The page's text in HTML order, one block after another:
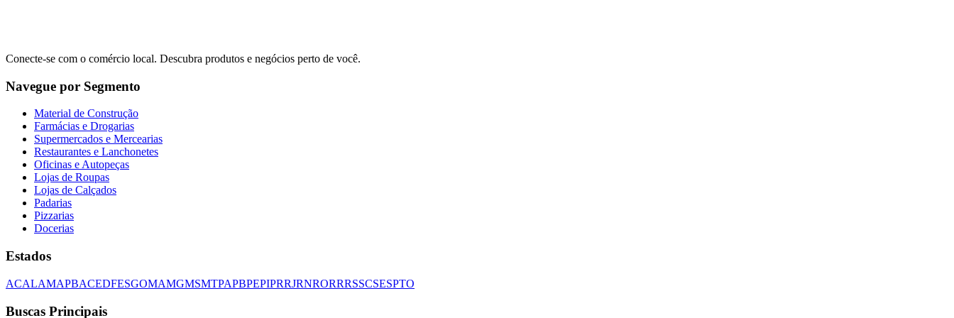
Conecte-se com o comércio local. Descubra produtos e negócios perto de você.
Navegue por Segmento
Material de Construção
Farmácias e Drogarias
Supermercados e Mercearias
Restaurantes e Lanchonetes
Oficinas e Autopeças
Lojas de Roupas
Lojas de Calçados
Padarias
Pizzarias
Docerias
Estados
ACALAMAPBACEDFESGOMAMGMSMTPAPBPEPIPRRJRNRORRRSSCSESPTO
Buscas Principais